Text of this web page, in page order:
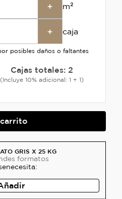
+ m²
+ caja
posibles daños o faltantes
Cajas totales: 2
(Incluye 10% adicional: 1 + 1)
GRIS X 25 KG
formatos
necesita: